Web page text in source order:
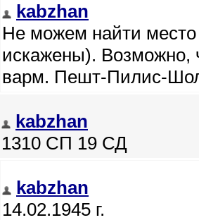
kabzhan
Не можем найти
искажены). Возможно,
варм. Пешт-Пилис-
kabzhan
1310 СП 19 СД
kabzhan
14.02.1945 г.